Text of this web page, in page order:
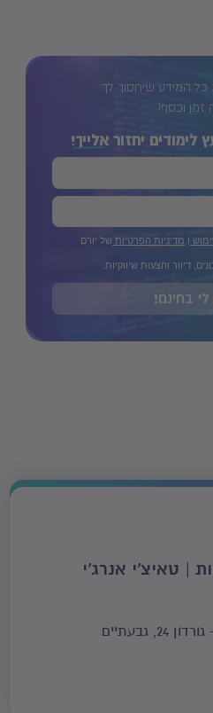
כל המידע שיחסוך לך
זמן וכסף!
לימודים יחזוראלייך!
ו מדיניות הפרטיות של יורם
דיוור והצעות שיווקיות.
לי בחינם!
| טאיצ'י אנרג'י
גבעתיים